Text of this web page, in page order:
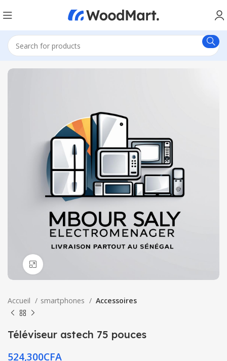
Accueil smartphones Accessoires
Téléviseur astech 75 pouces
524,300CFA